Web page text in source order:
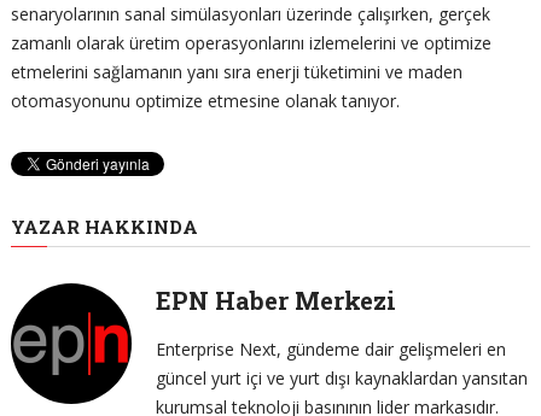
senaryolarının sanal simülasyonları üzerinde çalışırken, gerçek
zamanlı olarak üretim operasyonlarını izlemelerini ve optimize
etmelerini sağlamanın yanı sıra enerji tüketimini ve maden
otomasyonunu optimize etmesine olanak tanıyor.
YAZAR HAKKINDA
EPN Haber Merkezi
Enterprise Next, gündeme dair gelişmeleri en
güncel yurt içi ve yurt dışı kaynaklardan yansıtan
kurumsal teknoloji basınının lider markasıdır.